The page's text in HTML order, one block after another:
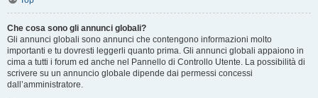
Che cosa sono gli annunci globali?
Gli annunci globali sono annunci che contengono informazioni molto
importanti e tu dovresti leggerli quanto prima. Gli annunci globali appaiono in
cima a tutti i forum ed anche nel Pannello di Controllo Utente. La possibilità di
scrivere su un annuncio globale dipende dai permessi concessi
dall’amministratore.